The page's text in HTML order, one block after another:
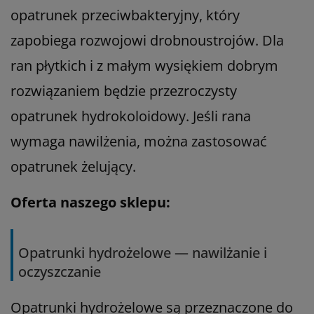
opatrunek przeciwbakteryjny, który
zapobiega rozwojowi drobnoustrojów. Dla
ran płytkich i z małym wysiękiem dobrym
rozwiązaniem będzie przezroczysty
opatrunek hydrokoloidowy. Jeśli rana
wymaga nawilżenia, można zastosować
opatrunek żelujący.
Oferta naszego sklepu:
Opatrunki hydrożelowe — nawilżanie i
oczyszczanie
Opatrunki hydrożelowe są przeznaczone do